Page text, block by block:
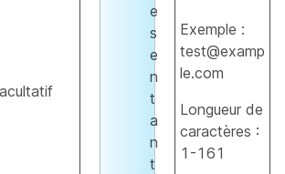
e
s
e
n
t
a
n
t
Exemple :
test@examp
le.com
Longueur de
caractères :
1-161